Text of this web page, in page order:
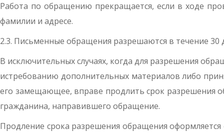
Работа по обращению прекращается, если в ходе
фамилии и адресе.
2.3. Письменные обращения разрешаются в течение 30
В исключительных случаях, когда для разрешения
истребованию дополнительных материалов либо
его замещающее, вправе продлить срок разрешения
гражданина, направившего обращение.
Продление срока разрешения обращения